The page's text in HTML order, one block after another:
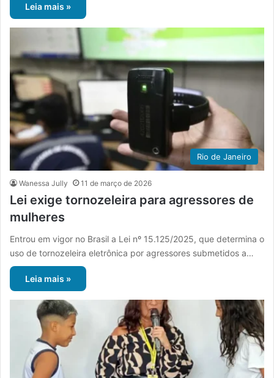
Leia mais »
Rio de Janeiro
Wanessa Jully 11 de março de 2026
Lei exige tornozeleira para agressores de
mulheres
Entrou em vigor no Brasil a Lei nº 15.125/2025, que determina o
uso de tornozeleira eletrônica por agressores submetidos a…
Leia mais »